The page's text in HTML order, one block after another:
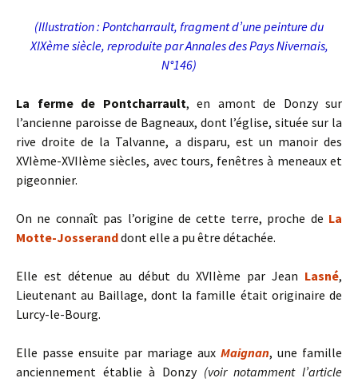
(Illustration : Pontcharrault, fragment d’une peinture du
XIXème siècle, reproduite par Annales des Pays Nivernais,
N°146)
La ferme de Pontcharrault, en amont de Donzy sur
l’ancienne paroisse de Bagneaux, dont l’église, située sur la
rive droite de la Talvanne, a disparu, est un manoir des
XVIème-XVIIème siècles, avec tours, fenêtres à meneaux et
pigeonnier.
On ne connaît pas l’origine de cette terre, proche de La
Motte-Josseranddont elle a pu être détachée.
Elle est détenue au début du XVIIème par Jean Lasné,
Lieutenant au Baillage, dont la famille était originaire de
Lurcy-le-Bourg.
Elle passe ensuite par mariage aux Maignan, une famille
anciennement établie à Donzy (voir notamment l’article